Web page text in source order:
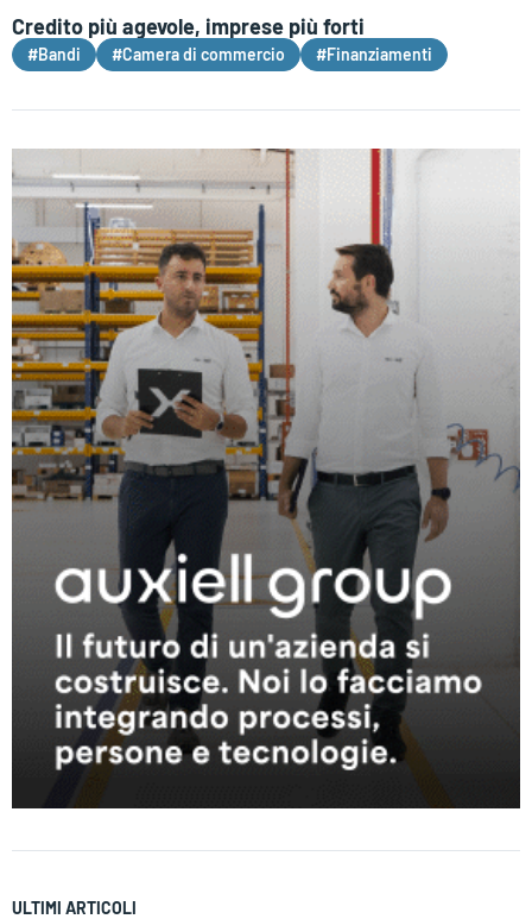
Credito più agevole, imprese più forti
#Bandi #Camera di commercio #Finanziamenti
ULTIMI ARTICOLI